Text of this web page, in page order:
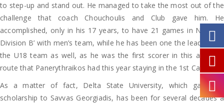
to step-up and stand out. He managed to take the most out of the
challenge that coach Chouchoulis and Club gave him. He
accomplished, only in his 17 years, to have 21 games in National
Division B’ with men’s team, while he has been one the leaders for
the U18 team as well, as he was the first scorer in this amazing
route that Panerythraikos had this year staying in the 1st Category.
As a matter of fact, Delta State University, which gave full
scholarship to Savvas Georgiadis, has been for several decades a